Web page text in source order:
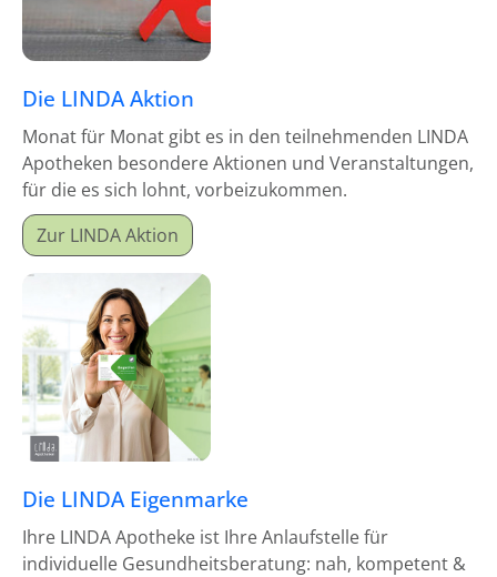
Die LINDA Aktion
Monat für Monat gibt es in den teilnehmenden LINDA
Apotheken besondere Aktionen und Veranstaltungen,
für die es sich lohnt, vorbeizukommen.
Zur LINDA Aktion
Die LINDA Eigenmarke
Ihre LINDA Apotheke ist Ihre Anlaufstelle für
individuelle Gesundheitsberatung: nah, kompetent &